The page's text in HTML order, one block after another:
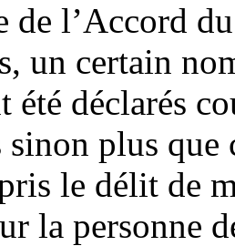
de l’Accord
un certain
été déclarés
sinon plus
le délit de
la personne